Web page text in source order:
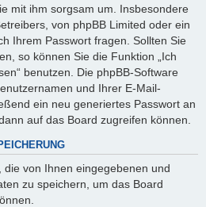
mit ihm sorgsam um. Insbesondere
von phpBB Limited oder ein
Ihrem Passwort fragen. Sollten Sie
so können Sie die Funktion „Ich
benutzen. Die phpBB-Software
und Ihrer E-Mail-
ein neu generiertes Passwort an
auf das Board zugreifen können.
die von Ihnen eingegebenen und
zu speichern, um das Board